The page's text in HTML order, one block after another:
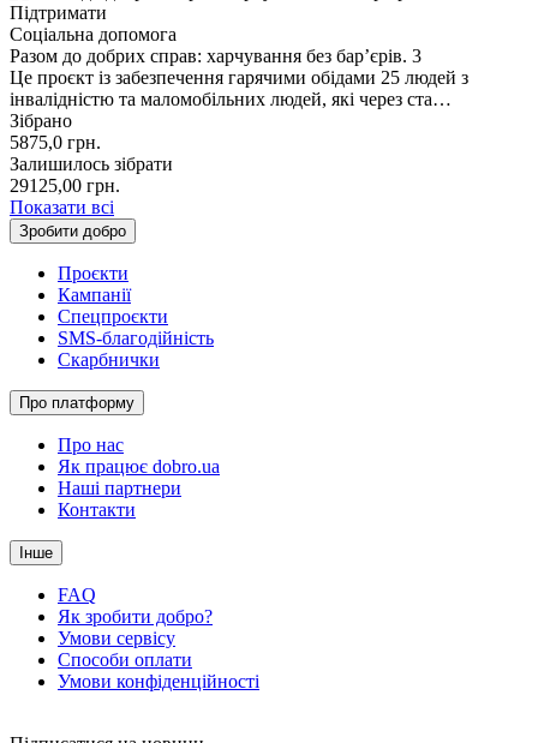
Підтримати
Соціальна допомога
Разом до добрих справ: харчування без барʼєрів. 3
Це проєкт із забезпечення гарячими обідами 25 людей з
інвалідністю та маломобільних людей, які через ста…
Зібрано
5875,0 грн.
Залишилось зібрати
29125,00 грн.
Показати всі
Зробити добро
Проєкти
Кампанії
Спецпроєкти
SMS-благодійність
Скарбнички
Про платформу
Про нас
Як працює dobro.ua
Наші партнери
Контакти
Інше
FAQ
Як зробити добро?
Умови сервісу
Способи оплати
Умови конфіденційності